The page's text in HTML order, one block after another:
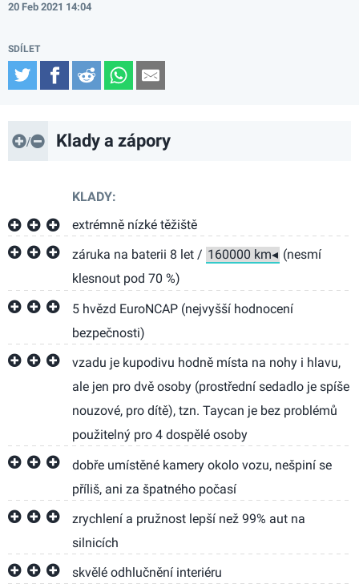
20 Feb 2021 14:04
TwitterFacebook
Reddit WhatsApp
Klady a zápory
KLADY:
extrémně nízké těžiště
záruka na baterii 8 let /
(nesmí
klesnout pod 70 %)
5 hvězd EuroNCAP (nejvyšší hodnocení
bezpečnosti)
vzadu je kupodivu hodně místa na nohy i hlavu,
ale jen pro dvě osoby (prostřední sedadlo je spíše
nouzové, pro dítě), tzn. Taycan je bez problémů
použitelný pro 4 dospělé osoby
dobře umístěné kamery okolo vozu, nešpiní se
příliš, ani za špatného počasí
zrychlení a pružnost lepší než 99% aut na
silnicích
skvělé odhlučnění interiéru